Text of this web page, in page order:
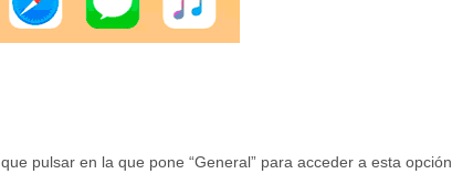
pulsar en la que pone “General” para acceder a esta opción.